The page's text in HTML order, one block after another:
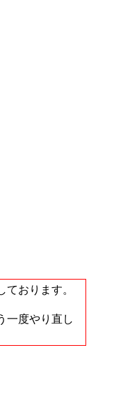
おります。
一度やり直し